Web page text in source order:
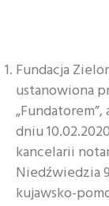
Fundacja
ustanowiona
dniu
kancelarii
Niedźwiedzia
kujawsko-